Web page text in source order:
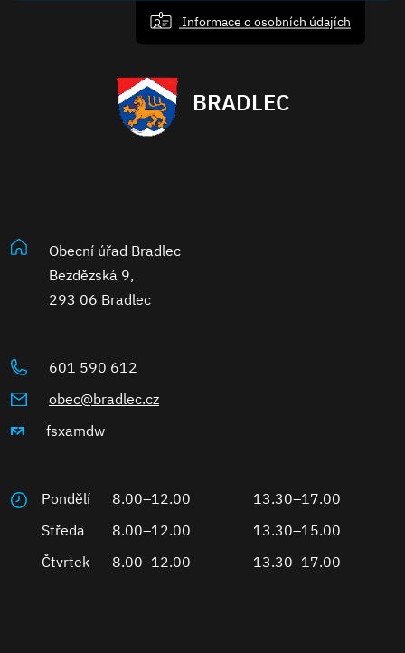
Informace o osobních údajích
BRADLEC
Obecní úřad Bradlec
Bezdězská 9,
293 06 Bradlec
601 590 612
obec@bradlec.cz
fsxamdw
Pondělí 8.00–12.00
13.30–17.00
Středa
8.00–12.00
13.30–15.00
Čtvrtek
8.00–12.00 13.30–17.00